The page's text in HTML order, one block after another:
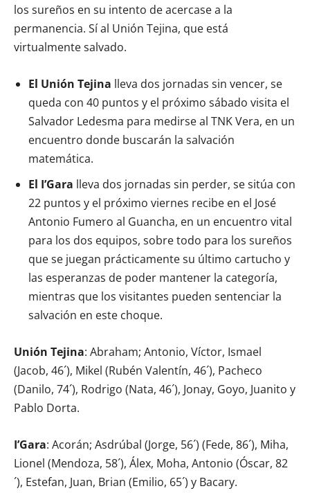
los sureños en su intento de acercase a la
permanencia. Sí al Unión Tejina, que está
virtualmente salvado.
El Unión Tejina lleva dos jornadas sin vencer, se
queda con 40 puntos y el próximo sábado visita el
Salvador Ledesma para medirse al TNK Vera, en un
encuentro donde buscarán la salvación
matemática.
El I’Gara lleva dos jornadas sin perder, se sitúa con
22 puntos y el próximo viernes recibe en el José
Antonio Fumero al Guancha, en un encuentro vital
para los dos equipos, sobre todo para los sureños
que se juegan prácticamente su último cartucho y
las esperanzas de poder mantener la categoría,
mientras que los visitantes pueden sentenciar la
salvación en este choque.
Unión Tejina: Abraham; Antonio, Víctor, Ismael
(Jacob, 46´), Mikel (Rubén Valentín, 46´), Pacheco
(Danilo, 74´), Rodrigo (Nata, 46´), Jonay, Goyo, Juanito y
Pablo Dorta.
I’Gara: Acorán; Asdrúbal (Jorge, 56´) (Fede, 86´), Miha,
Lionel (Mendoza, 58´), Álex, Moha, Antonio (Óscar, 82
´), Estefan, Juan, Brian (Emilio, 65´) y Bacary.